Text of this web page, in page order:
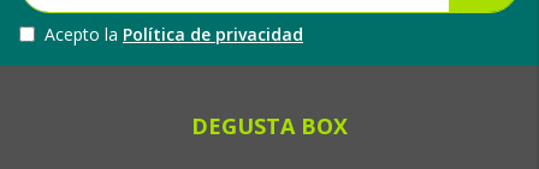
Acepto la Política de privacidad
DEGUSTA BOX